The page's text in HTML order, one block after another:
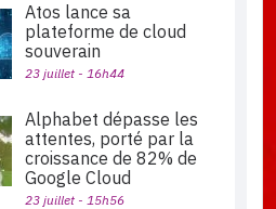
Atos lance sa
plateforme de cloud
souverain
23 juillet - 16h44
Alphabet dépasse les
attentes, porté par la
croissance de 82% de
Google Cloud
23 juillet - 15h56